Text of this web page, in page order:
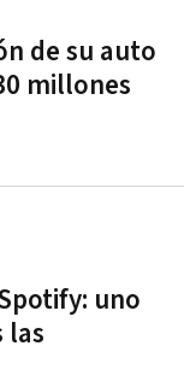
de su auto
millones
uno
las